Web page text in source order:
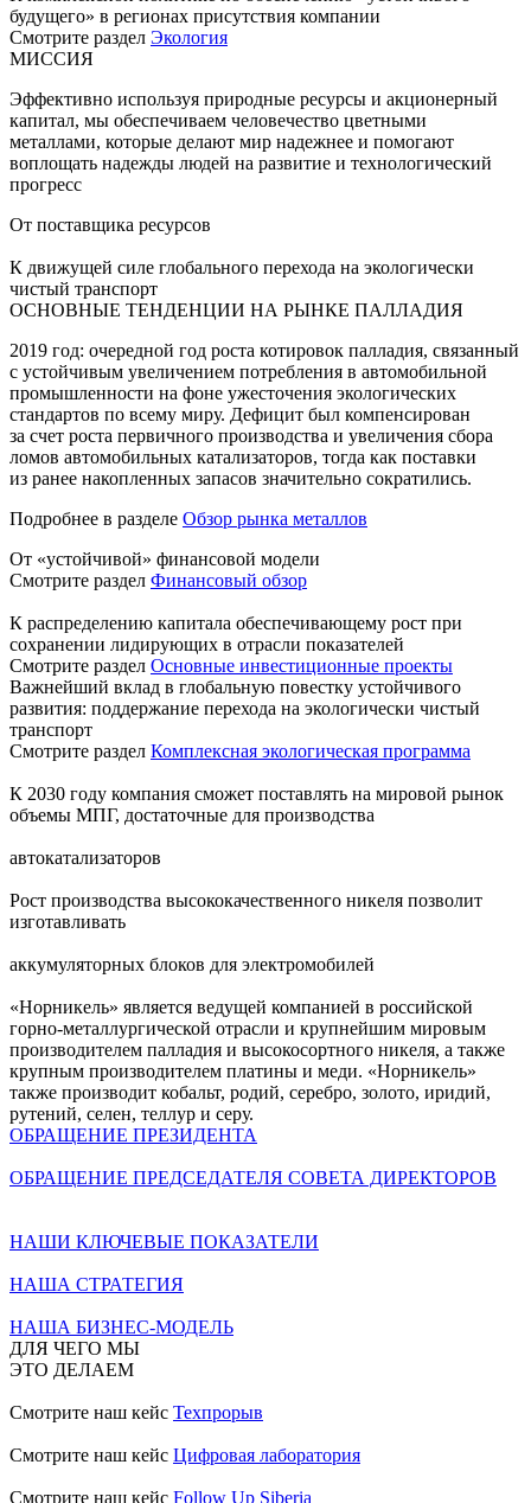
будущего» в регионах присутствия компании
Смотрите раздел Экология
МИССИЯ
Эффективно используя природные ресурсы и акционерный
капитал, мы обеспечиваем человечество цветными
металлами, которые делают мир надежнее и помогают
воплощать надежды людей на развитие и технологический
прогресс
От поставщика ресурсов
К движущей силе глобального перехода на экологически
чистый транспорт
ОСНОВНЫЕ ТЕНДЕНЦИИ НА РЫНКЕ ПАЛЛАДИЯ
2019 год: очередной год роста котировок палладия, связанный
с устойчивым увеличением потребления в автомобильной
промышленности на фоне ужесточения экологических
стандартов по всему миру. Дефицит был компенсирован
за счет роста первичного производства и увеличения сбора
ломов автомобильных катализаторов, тогда как поставки
из ранее накопленных запасов значительно сократились.
Подробнее в разделе Обзор рынка металлов
От «устойчивой» финансовой модели
Смотрите раздел Финансовый обзор
К распределению капитала обеспечивающему рост при
сохранении лидирующих в отрасли показателей
Смотрите раздел Основные инвестиционные проекты
Важнейший вклад в глобальную повестку устойчивого
развития: поддержание перехода на экологически чистый
транспорт
Смотрите раздел Комплексная экологическая программа
К 2030 году компания сможет поставлять на мировой рынок
объемы МПГ, достаточные для производства
автокатализаторов
Рост производства высококачественного никеля позволит
изготавливать
аккумуляторных блоков для электромобилей
«Норникель» является ведущей компанией в российской
горно-металлургической отрасли и крупнейшим мировым
производителем палладия и высокосортного никеля, а также
крупным производителем платины и меди. «Норникель»
также производит кобальт, родий, серебро, золото, иридий,
рутений, селен, теллур и серу.
ОБРАЩЕНИЕ ПРЕЗИДЕНТА
ОБРАЩЕНИЕ ПРЕДСЕДАТЕЛЯ СОВЕТА ДИРЕКТОРОВ
НАШИ КЛЮЧЕВЫЕ ПОКАЗАТЕЛИ
НАША СТРАТЕГИЯ
НАША БИЗНЕС-МОДЕЛЬ
ДЛЯ ЧЕГО МЫ
ЭТО ДЕЛАЕМ
Смотрите наш кейс Техпрорыв
Смотрите наш кейс Цифровая лаборатория
Смотрите наш кейс Follow Up Siberia